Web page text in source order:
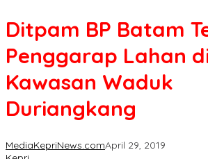
Ditpam BP Batam
Penggarap Lahan
Kawasan Waduk
Duriangkang
MediaKepriNews.comApril 29, 2019